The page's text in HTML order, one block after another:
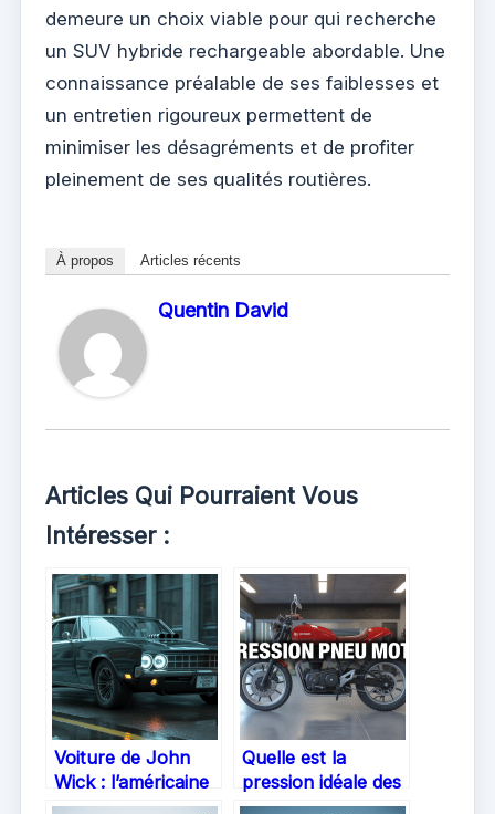
demeure un choix viable pour qui recherche
un SUV hybride rechargeable abordable. Une
connaissance préalable de ses faiblesses et
un entretien rigoureux permettent de
minimiser les désagréments et de profiter
pleinement de ses qualités routières.
À propos Articles récents
Quentin David
Articles Qui Pourraient Vous
Intéresser :
Voiture de John
Wick : l’américaine
mythique qui vole
Quelle est la
pression idéale des
pneus pour votre